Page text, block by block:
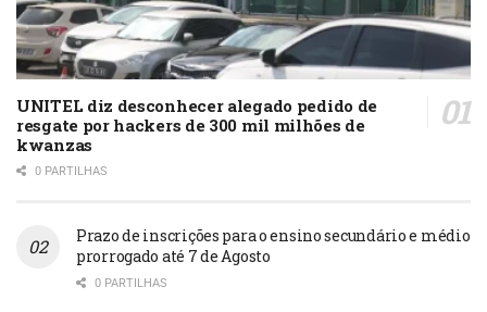
UNITEL diz desconhecer alegado pedido de
resgate por hackers de 300 mil milhões de
kwanzas
0 PARTILHAS
Prazo de inscrições para o ensino secundário e médio
prorrogado até 7 de Agosto
0 PARTILHAS